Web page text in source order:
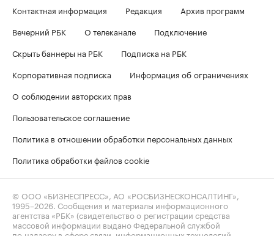
Контактная информация Редакция
Архив программ
Вечерний РБК
О телеканале
Подключение
Скрыть баннеры на РБК
Подписка на РБК
Корпоративная подписка
Информация об ограничениях
О соблюдении авторских прав
Пользовательское соглашение
Политика в отношении обработки персональных данных
Политика обработки файлов cookie
© ООО «БИЗНЕСПРЕСС», АО «РОСБИЗНЕСКОНСАЛТИНГ»,
1995–2026 . Сообщения и материалы информационного
агентства «РБК» (свидетельство о регистрации средства
массовой информации выдано Федеральной службой